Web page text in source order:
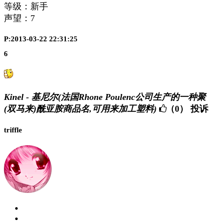
等级：新手
声望： 7
P:2013-03-22 22:31:25
6
Kinel - 基尼尔(法国Rhone Poulenc公司生产的一种聚
(双马来)酰亚胺商品名,可用来加工塑料)
（0） 投诉
triffle